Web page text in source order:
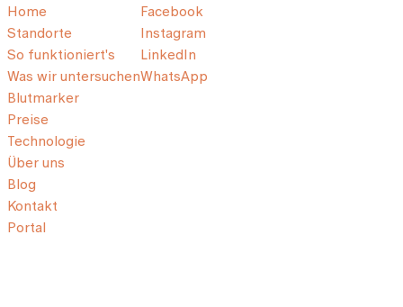
Home
Standorte
So funktioniert's
Was wir untersuchen
Blutmarker
Preise
Technologie
Über uns
Blog
Kontakt
Portal
Facebook
Instagram
LinkedIn
WhatsApp